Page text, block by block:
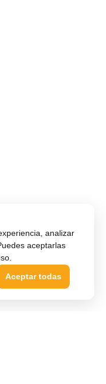
analizar
aceptarlas
Aceptar todas